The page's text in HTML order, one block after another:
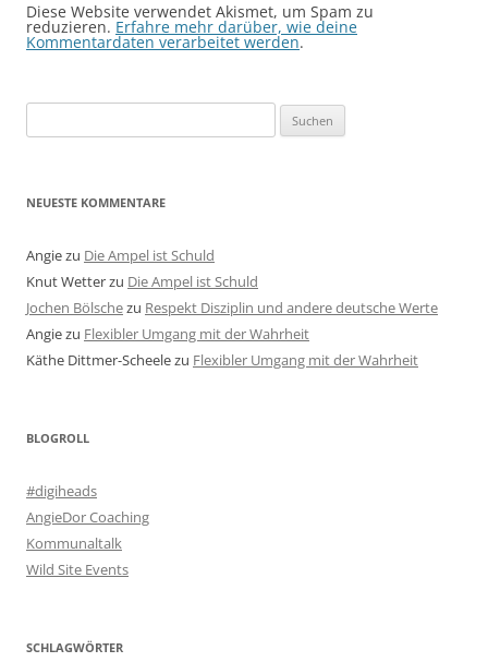
Diese Website verwendet Akismet, um Spam zu
reduzieren. Erfahre mehr darüber, wie deine
Kommentardaten verarbeitet werden.
nach:
NEUESTE KOMMENTARE
Angiezu Die Ampel ist Schuld
Knut Wetterzu Die Ampel ist Schuld
Jochen Bölschezu Respekt Disziplin und andere deutsche Werte
Angiezu Flexibler Umgang mit der Wahrheit
Käthe Dittmer-Scheelezu Flexibler Umgang mit der Wahrheit
BLOGROLL
#digiheads
AngieDor Coaching
Kommunaltalk
Wild Site Events
SCHLAGWÖRTER